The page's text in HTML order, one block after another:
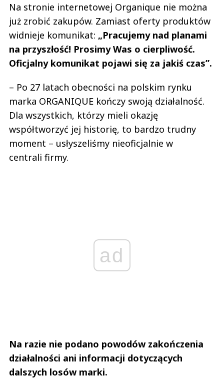
Na stronie internetowej Organique nie można
już zrobić zakupów. Zamiast oferty produktów
widnieje komunikat: „Pracujemy nad planami
na przyszłość! Prosimy Was o cierpliwość.
Oficjalny komunikat pojawi się za jakiś czas”.
– Po 27 latach obecności na polskim rynku
marka ORGANIQUE kończy swoją działalność.
Dla wszystkich, którzy mieli okazję
współtworzyć jej historię, to bardzo trudny
moment – usłyszeliśmy nieoficjalnie w
centrali firmy.
ad
Na razie nie podano powodów zakończenia
działalności ani informacji dotyczących
dalszych losów marki.